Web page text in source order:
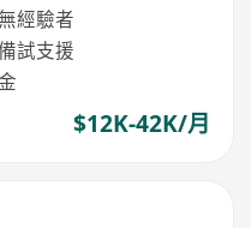
經驗者
試支援
$12K-42K/月